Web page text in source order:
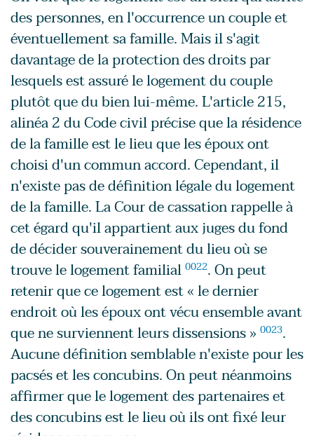
des personnes, en l'occurrence un couple et
éventuellement sa famille. Mais il s'agit
davantage de la protection des droits par
lesquels est assuré le logement du couple
plutôt que du bien lui-même. L'article 215,
alinéa 2 du Code civil précise que la résidence
de la famille est le lieu que les époux ont
choisi d'un commun accord. Cependant, il
n'existe pas de définition légale du logement
de la famille. La Cour de cassation rappelle à
cet égard qu'il appartient aux juges du fond
de décider souverainement du lieu où se
trouve le logement familial 0022. On peut
retenir que ce logement est « le dernier
endroit où les époux ont vécu ensemble avant
que ne surviennent leurs dissensions » 0023.
Aucune définition semblable n'existe pour les
pacsés et les concubins. On peut néanmoins
affirmer que le logement des partenaires et
des concubins est le lieu où ils ont fixé leur